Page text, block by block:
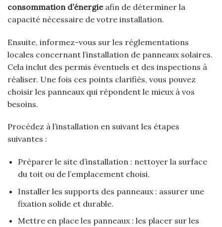
consommation d’énergieafin de déterminer la
capacité nécessaire de votre installation.
Ensuite, informez-vous sur les réglementations
locales concernant l’installation de panneaux solaires.
Cela inclut des permis éventuels et des inspections à
réaliser. Une fois ces points clarifiés, vous pouvez
choisir les panneaux qui répondent le mieux à vos
besoins.
Procédez à l’installation en suivant les étapes
suivantes :
Préparer le site d’installation : nettoyer la surface
du toit ou de l’emplacement choisi.
Installer les supports des panneaux : assurer une
fixation solide et durable.
Mettre en place les panneaux : les placer sur les